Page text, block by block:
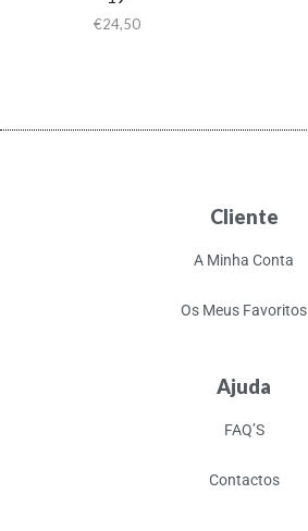
€24,50
Cliente
A Minha Conta
Os Meus Favoritos
Ajuda
FAQ’S
Contactos